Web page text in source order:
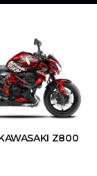
Z800